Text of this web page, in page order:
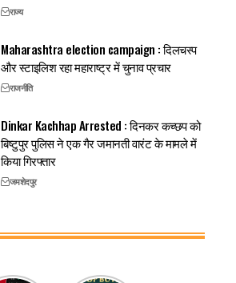
राज्य
Maharashtra election campaign : दिलचस्प
और स्टाइलिश रहा महाराष्ट्र में चुनाव प्रचार
राजनीति
Dinkar Kachhap Arrested : दिनकर कच्छप को
बिष्टुपुर पुलिस ने एक गैर जमानती वारंट के मामले में
किया गिरफ्तार
जमशेदपुर